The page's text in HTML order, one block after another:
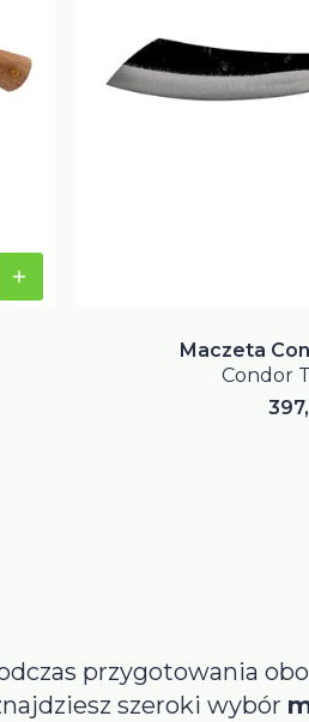
Maczeta
Condor
przygotowania
szeroki wybór